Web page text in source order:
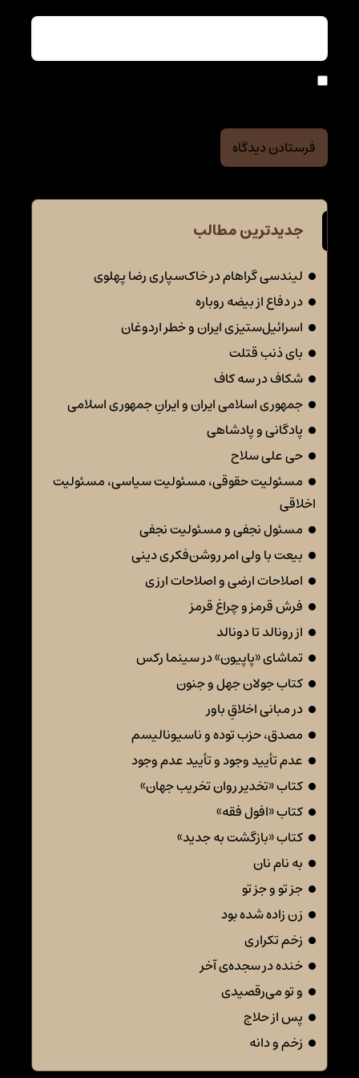
جدیدترین مطالب
لیندسی گراهام در خاک‌سپاری رضا پهلوی
در دفاع از بیضه روباره
اسرائیل‌ستیزی ایران و خطر اردوغان
بای ذنب قتلت
شکاف در سه کاف
جمهوری اسلامی ایران و ایرانِ جمهوری اسلامی
پادگانی و پادشاهی
حی علی سلاح
مسئولیت حقوقی، مسئولیت سیاسی، مسئولیت
اخلاقی
مسئول نجفی و مسئولیت نجفی
بیعت با ولی امر روشن‌فکری دینی
اصلاحات ارضی و اصلاحات ارزی
فرش قرمز و چراغ قرمز
از رونالد تا دونالد
تماشای «پاپیون» در سینما رکس
کتاب جولان جهل و جنون
در مبانی اخلاقِ باور
مصدق، حزب توده و ناسیونالیسم
عدم تأیید وجود و تأیید عدم وجود
کتاب «تخدیر روان تخریب جهان»
کتاب «افول فقه»
کتاب «بازگشت به جدید»
به نام نان
جز تو و جز تو
زن زاده شده بود
زخم تکراری
خنده در سجده‌ی آخر
و تو می‌رقصیدی
پس از حلاج
زخم و دانه